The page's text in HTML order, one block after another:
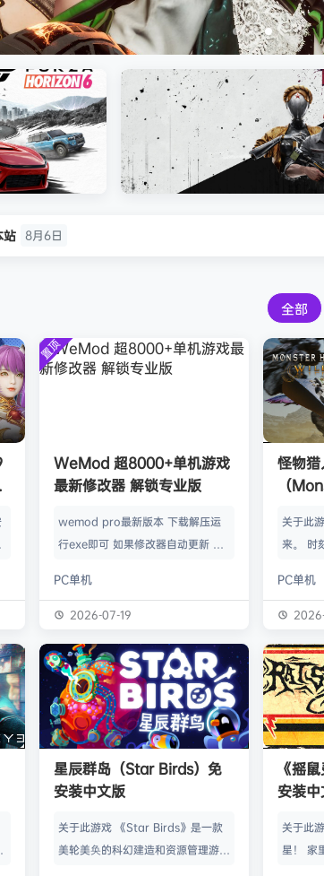
忆重置-虚拟机版/Assassin’s
装中文版
入本站 8月6日
本站 8月6日
站 8月6日
入本站
28
取
加入本站 8月4日
本站 12小时前
点积分 16小时前
8月6日
全部
置顶
WeMod 超8000+单机游戏
最新修改器 解锁专业版
wemod pro最新版本 下载解压运
行exe即可 如果修改器自动更新 把
r 这个文件替换到新版的即可。 We
Mod 目前支持超过千款热门游戏，
修改器原作者都入驻了，所以修改器
内容更新应该也是最全、最及时的。
千款游戏听起来不多，但其实已经涵
盖了主流热门游戏【资源名称】：w
emod pro【资源版本】：【资源
大…
PC单机
2026-07-19
怪物
（
版
关于此
来。 时
的怪物
狩猎强
并逐渐
联。 进
断的沉
你的到
没有调
的边境
公会根…
PC单机
星辰群岛（Star Birds）免
安装中文版
关于此游戏 《Star Birds》是一款
美轮美奂的科幻建造和资源管理游
《摇
安装
关于此
星！ 家